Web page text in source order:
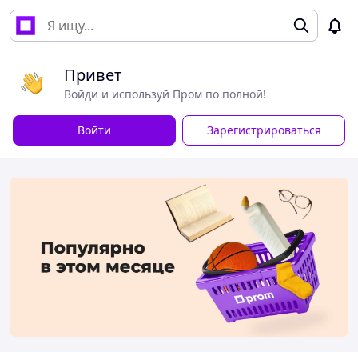
Привет
Войди и используй Пром по полной!
Войти Зарегистрироваться